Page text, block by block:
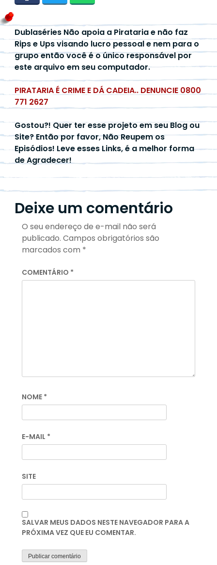
Dublaséries Não apoia a Pirataria e não faz
Rips e Ups visando lucro pessoal e nem para o
grupo então você é o único responsável por
este arquivo em seu computador.
PIRATARIA É CRIME E DÁ CADEIA.. DENUNCIE 0800
771 2627
Gostou?! Quer ter esse projeto em seu Blog ou
Site? Então por favor, Não Reupem os
Episódios! Leve esses Links, é a melhor forma
de Agradecer!
Deixe um comentário
O seu endereço de e-mail não será
publicado. Campos obrigatórios são
marcados com *
COMENTÁRIO *
NOME *
E-MAIL *
SITE
SALVAR MEUS DADOS NESTE NAVEGADOR PARA A
PRÓXIMA VEZ QUE EU COMENTAR.